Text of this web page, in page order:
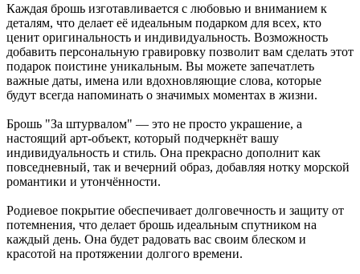
Каждая брошь изготавливается с любовью и вниманием к
деталям, что делает её идеальным подарком для всех, кто
ценит оригинальность и индивидуальность. Возможность
добавить персональную гравировку позволит вам сделать этот
подарок поистине уникальным. Вы можете запечатлеть
важные даты, имена или вдохновляющие слова, которые
будут всегда напоминать о значимых моментах в жизни.
Брошь "За штурвалом" — это не просто украшение, а
настоящий арт-объект, который подчеркнёт вашу
индивидуальность и стиль. Она прекрасно дополнит как
повседневный, так и вечерний образ, добавляя нотку морской
романтики и утончённости.
Родиевое покрытие обеспечивает долговечность и защиту от
потемнения, что делает брошь идеальным спутником на
каждый день. Она будет радовать вас своим блеском и
красотой на протяжении долгого времени.